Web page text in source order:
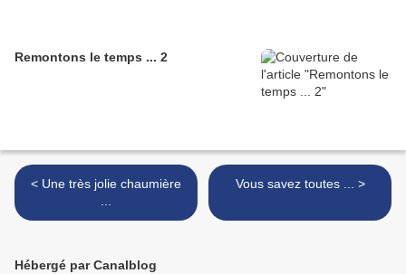
Remontons le temps ... 2
< Une très jolie chaumière
Vous savez toutes ... >
Hébergé par Canalblog